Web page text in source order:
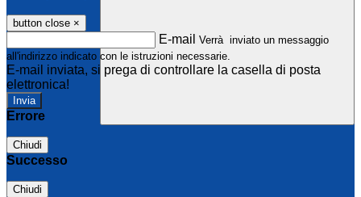
button close ×
E-mail Verrà inviato un messaggio
all'indirizzo indicato con le istruzioni necessarie.
E-mail inviata, si prega di controllare la casella di posta
elettronica!
Errore
Chiudi
Successo
Chiudi